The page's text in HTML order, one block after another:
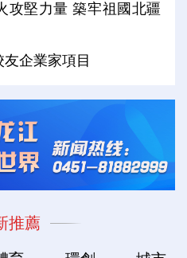
攻堅力量 築牢祖國北疆
企業家項目
推薦